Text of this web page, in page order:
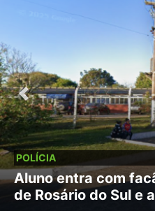
POLÍCIA
Aluno entra com
de Rosário do Sul e
Previous
Previous